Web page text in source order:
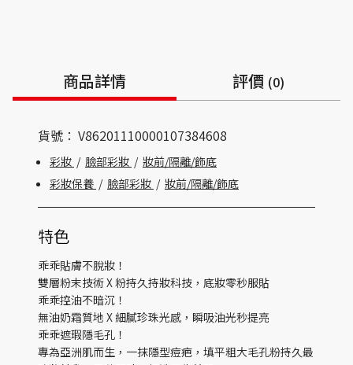
商品詳情 評價 (0)
貨號： V86201110000107384608
彩妝 / 臉部彩妝 / 妝前/隔離/飾底
彩妝保養 / 臉部彩妝 / 妝前/隔離/飾底
特色
乖乖貼膚不脫妝！
雙層粉末技術 X 粉持久持妝科技，底妝零秒服貼
乖乖控油不暗沉！
無油奶霜質地 X 細膩珍珠光感，瞬吸油光秒提亮
乖乖遮瑕隱毛孔！
專為亞洲肌而生，一抹隱型痘疤，填平粗大毛孔粉持久最